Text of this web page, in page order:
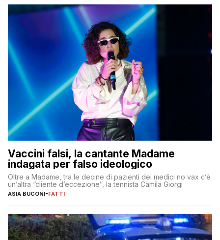
Vaccini falsi, la cantante Madame
indagata per falso ideologico
Oltre a Madame, tra le decine di pazienti dei medici no vax c’è
un’altra “cliente d’eccezione”, la tennista Camila Giorgi
ASIA BUCONI-FATTI